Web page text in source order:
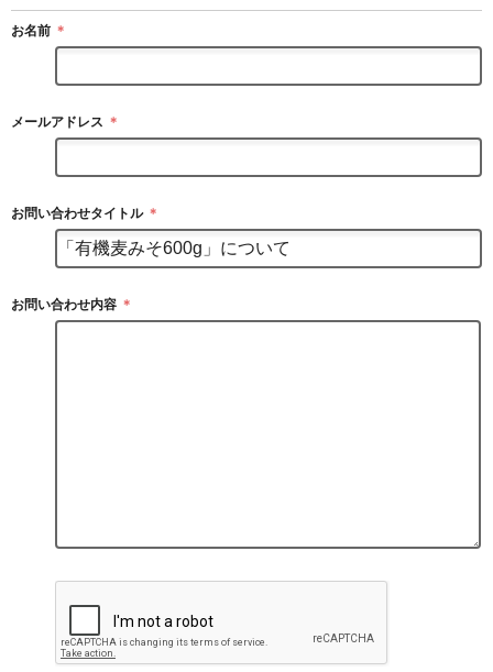
お名前 ＊
メールアドレス ＊
お問い合わせタイトル ＊
お問い合わせ内容 ＊